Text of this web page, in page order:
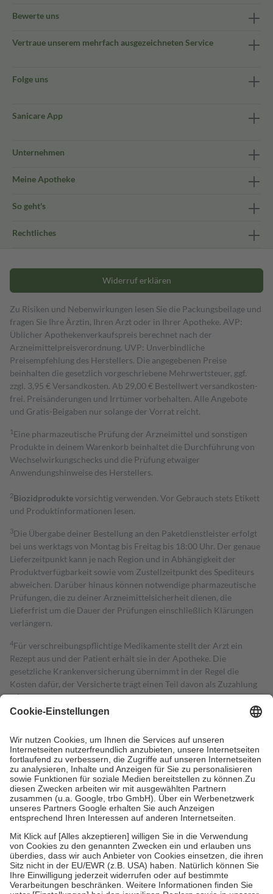
Bewerte uns
Vertraue unserem mehrfach ausgezeichneten Service
Folge uns
Sanicare App
Unternehmen
Meine Apotheke
So geht's
Rechtliches
Widerruf erklären
Zu Risiken und Nebenwirkungen lesen Sie die Packungsbeilage und
fragen Sie Ihre Ärztin, Ihren Arzt oder in Ihrer Apotheke. AVP:
Üblicher Apothekenverkaufspreis berechnet nach der
Arzneimittelpreisverordnung. UVP: Unverbindliche
Preisempfehlung des Herstellers. Die angegebenen Preise
beinhalten die gesetzlich vorgeschriebene Mehrwertsteuer, ggf.
zzgl. 3,95 € Versandkosten. Ab 29,00 € Bestell­wert versand­kosten­
frei. Preisänderungen und Irrtümer vorbehalten. Alle Angebote
und Gratis-Beigaben nur solange der Vorrat reicht.
1 Eine pharmazeutische Prüfung der Arzneimittel und sonstigen
Produkte in deinem Warenkorb beinhaltet die Durchführung von
Wechselwirkungschecks und die Prüfung etwaiger
Anwendungshinweise des Herstellers.
2Biozidproduktevorsichtig verwenden. Vor Gebrauch stets Etikett
und Produktinformationen lesen.
3Die Übergabe deiner Bestellung an den Paketdienstleister erfolgt
bei uns werktags von Montag bis Freitag bis 18:00 Uhr. Der genaue
Lieferzeitpunkt kann je nach Region und in Abhängigkeit der
Produktverfügbarkeit sowie vom Zustellzeitpunkt des Spediteurs
abweichen. Darüber hinaus können notwendige pharmazeutische
Prüfungen, die zu deiner Arzneimittelsicherheit dienen, die
Lieferfrist um die Dauer der Prüfungen einschließlich Klärungen
verlängern.
4Für verschreibungspflichtige Medikamente stellt der Arzt ein
Rezept aus und der Patient erhält sie in der Apotheke. Die
gesetzliche Krankenversicherung übernimmt in der Regel die
Kosten dafür, der Versicherte trägt einen Teil davon als Zuzahlung
mit.
Grundsätzlich leisten Mitglieder Zuzahlungen in Höhe von zehn
höchstens zehn Euro.
Es sind jedoch nie mehr als die tatsächlichen
Kosten der Leistung zu entrichten.
Diese Regeln gelten grundsätzlich auch für Online-Apotheken.
Bei Heilmitteln und häuslicher Krankenpflege beträgt die
Zuzahlung zehn Prozent der Kosten sowie zehn Euro je
Verordnung.
Um das Engagement der Versicherten für ihre eigene Gesundheit zu
stärken und die besondere Stellung der Familie zu unterstützen,
fallenkeine Zuzahlungenan bei:
• Kindern und Jugendlichen bis zum vollendeten 18. Lebensjahr
mit Ausnahme der Fahrkosten
• Untersuchungen zur Vorsorge und Früherkennung, die von der
GKV getragen werden